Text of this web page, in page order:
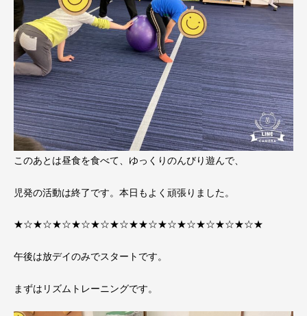
このあとは昼食を食べて、ゆっくりのんびり遊んで、
児発の活動は終了です。本日もよく頑張りました。
★☆★☆★☆★☆★☆★☆★★☆★☆★☆★☆★☆★☆★
午後は放デイのみでスタートです。
まずはリズムトレーニングです。